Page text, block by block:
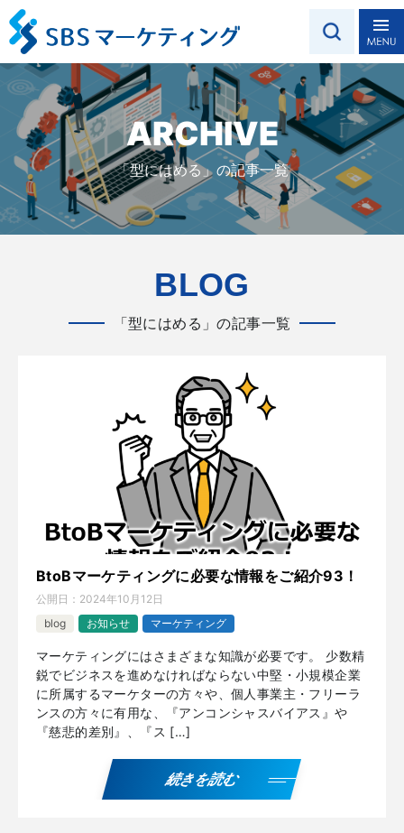
ARCHIVE
「型にはめる」の記事一覧
BLOG
「型にはめる」の記事一覧
BtoBマーケティングに必要な情報をご紹介93！
公開日： 2024年10月12日
blog
お知らせ マーケティング
マーケティングにはさまざまな知識が必要です。 少数精
鋭でビジネスを進めなければならない中堅・小規模企業
に所属するマーケターの方々や、個人事業主・フリーラ
ンスの方々に有用な、『アンコンシャスバイアス』や
『慈悲的差別』、『ス […]
続きを読む